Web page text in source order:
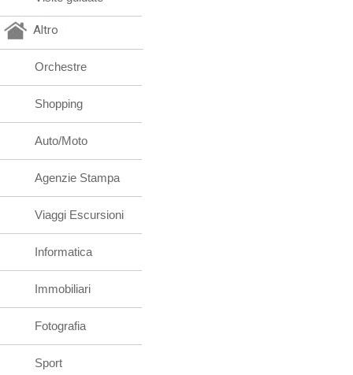
Altro
Orchestre
Shopping
Auto/Moto
Agenzie Stampa
Viaggi Escursioni
Informatica
Immobiliari
Fotografia
Sport